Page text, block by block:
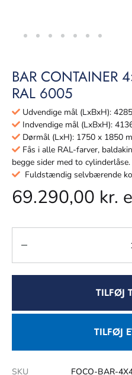
BAR CONTAINER
RAL 6005
Udvendige mål (LxBxH):
Indvendige mål (LxBxH):
Dørmål (LxH): 1750 x 1850
Fås i alle RAL-farver,
begge sider med to cylinderlåse.
Fuldstændig selvbærende
69.290,00 kr.
TILFØJ
TILFØJ
SKU
FOCO-BAR-